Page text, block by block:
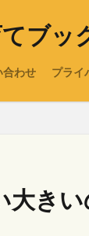
ブッ
合わせ プライ
大きい